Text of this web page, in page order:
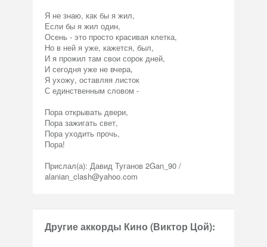
Я не знаю, как бы я жил,
Если бы я жил один,
Осень - это просто красивая клетка,
Но в ней я уже, кажется, был,
И я прожил там свои сорок дней,
И сегодня уже не вчера,
Я ухожу, оставляя листок
С единственным словом -
Пора открывать двери,
Пора зажигать свет,
Пора уходить прочь,
Пора!
Прислал(а): Давид Туганов 2Gan_90 /
alanian_clash@yahoo.com
Другие аккорды Кино (Виктор Цой):